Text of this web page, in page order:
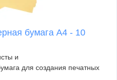
бумага А4 - 10
и
для создания печатных